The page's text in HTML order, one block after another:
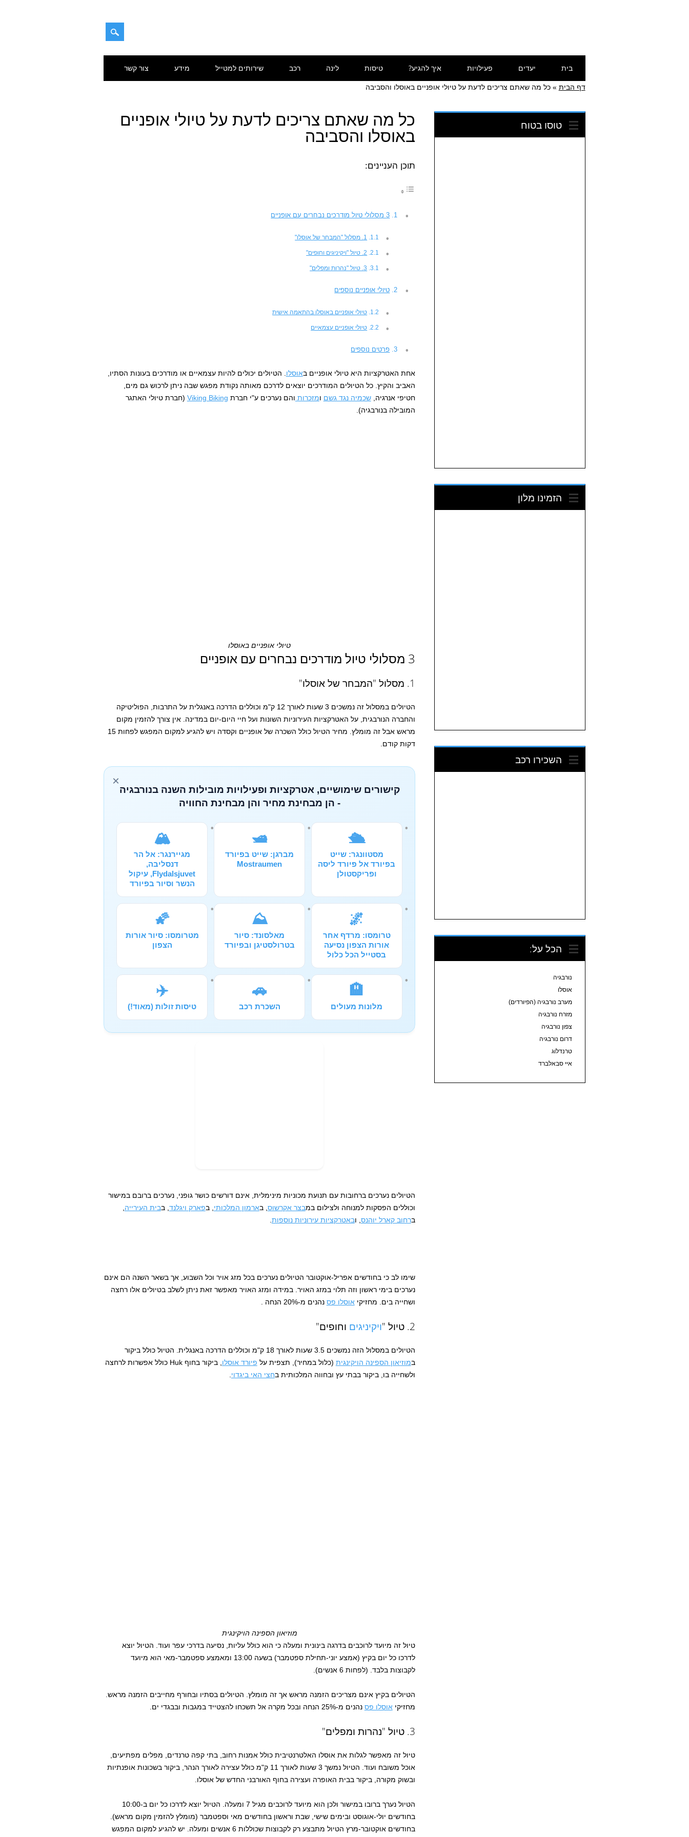
content
בית יעדים פעילויות איך להגיע? טיסות לינה רכב שירותים למטייל מידע צור קשר
דף הבית »כל מה שאתם צריכים לדעת על טיולי אופניים באוסלו והסביבה
כל מה שאתם צריכים לדעת על טיולי אופניים
באוסלו והסביבה
תוכן העניינים:
3 מסלולי טיול מודרכים נבחרים עם אופניים
1. מסלול "המבחר של אוסלו"
2. טיול "ויקיניגים וחופים"
3. טיול "נהרות ומפלים"
טיולי אופניים נוספים
טיולי אופניים באוסלו בהתאמה אישית
טיולי אופניים עצמאיים
פרטים נוספים
אחת האטרקציות היא טיולי אופניים באוסלו . הטיולים יכולים להיות עצמאיים או מודרכים בעונות הסתיו,
האביב והקיץ. כל הטיולים המודרכים יוצאים לדרכם מאותה נקודת מפגש שבה ניתן לרכוש גם מים,
חטיפי אנרגיה,שכמיה נגד גשם ומזכרות והם נערכים ע"י חברת Viking Biking (חברת טיולי האתגר
המובילה בנורבגיה).
טיולי אופניים באוסלו
3 מסלולי טיול מודרכים נבחרים עם אופניים
1. מסלול "המבחר של אוסלו"
הטיולים במסלול זה נמשכים 3 שעות לאורך 12 ק"מ וכוללים הדרכה באנגלית על התרבות, הפוליטיקה
והחברה הנורבגית, על האטרקציות העירוניות השונות ועל חיי היום-יום במדינה. אין צורך להזמין מקום
מראש אבל זה מומלץ. מחיר הטיול כולל השכרה של אופניים וקסדה ויש להגיע למקום המפגש לפחות 15
דקות קודם.
×
קישורים שימושיים, אטרקציות ופעילויות מובילות השנה בנורבגיה
- הן מבחינת מחיר והן מבחינת החוויה
🛳️
מסטוונגר: שייט
בפיורד אל פיורד ליסה
ופריקסטולן
🛥️
מברגן: שייט בפיורד
Mostraumen
🏔️
מגיירנגר: אל הר
דנסליבה,
Flydalsjuvet, עיקול
הנשר וסיור בפיורד
🌌
טרומסו: מרדף אחר
אורות הצפון נסיעה
בסטייל הכל כלול
⛰️
מאלסונד: סיור
בטרולסטיגן ובפיורד
🌠
מטרומסו: סיור אורות
הצפון
🏨
מלונות מעולים
🚗
השכרת רכב
✈️
טיסות זולות (מאוד!)
הטיולים נערכים ברחובות עם תנועת מכוניות מינימלית, אינם דורשים כושר גופני, נערכים ברובם במישור
וכוללים הפסקות למנוחה ולצילום במבצר אקרשוס , בארמון המלכותי , בפארק ויגלנד , בבית העירייה
ברחוב קארל יוהנס , ובאטרקציות עירוניות נוספות
שימו לב כי בחודשים אפריל-אוקטובר הטיולים נערכים בכל מזג אויר וכל השבוע, אך בשאר השנה הם אינם
נערכים בימי ראשון וזה תלוי במזג האויר. במידה ומזג האויר מאפשר זאת ניתן לשלב בטיולים אלו רחצה
ושחייה בים. מחזיקי אוסלו פס נהנים מ-20% הנחה .
2. טיול " ויקיניגים וחופים"
הטיולים במסלול הזה נמשכים 3.5 שעות לאורך 18 ק"מ וכוללים הדרכה באנגלית. הטיול כולל ביקור
במוזיאון הספינה הויקינגית (כלול במחיר), תצפית על פיורד אוסלו
, ביקור בחוף Huk כולל אפשרות לרחצה
ולשחייה בו, ביקור בבתי עץ ובחווה המלכותית בחצי האי ביגדוי
מוזיאון הספינה הויקינגית
טיול זה מיועד לרוכבים בדרגה בינונית ומעלה כי הוא כולל עליות, נסיעה בדרכי עפר ועוד. הטיול יוצא
לדרכו כל יום בקיץ (אמצע יוני-תחילת ספטמבר) בשעה 13:00 ומאמצע ספטמבר-מאי הוא מיועד
לקבוצות בלבד. (לפחות 6 אנשים).
הטיולים בקיץ אינם מצריכים הזמנה מראש אך זה מומלץ. הטיולים בסתיו ובחורף מחייבים הזמנה מראש.
מחזיקי אוסלו פס נהנים מ-25% הנחה ובכל מקרה אל תשכחו להצטייד במגבות ובבגדי ים.
3. טיול "נהרות ומפלים"
טיול זה מאפשר לגלות את אוסלו האלטרנטיבית כולל אמנות רחוב, בתי קפה טרנדים, מפלים מפתיעים,
אוכל משובח ועוד. הטיול נמשך 3 שעות לאורך 11 ק"מ כולל עצירה לאורך הנהר, ביקור בשכונות אופנתיות
ובשוק מקורה, ביקור בבית האופרה ועצירה בחוף האורבני החדש של אוסלו.
הטיול נערך ברובו במישור ולכן הוא מיועד לרוכבים מגיל 7 ומעלה. הטיול יוצא לדרכו כל יום ב-10:00
בחודשים יולי-אוגוסט ובימים שישי, שבת וראשון בחודשים מאי וספטמבר (מומלץ להזמין מקום מראש).
בחודשים אוקטובר-מרץ הטיול מתבצע רק לקבוצות שכוללות 6 אנשים ומעלה. יש להגיע למקום המפגש
טוסו בטוח
הזמינו מלון
השכירו רכב
הכל על:
נורבגיה
אוסלו
מערב נורבגיה (הפיורדים)
מזרח נורבגיה
צפון נורבגיה
דרום נורבגיה
טרנדלוג
איי סבאלברד